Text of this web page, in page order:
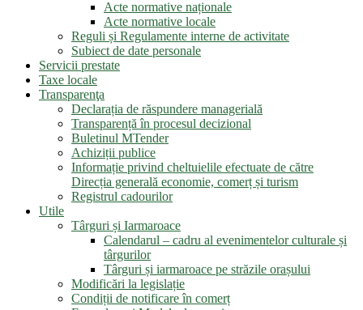
Acte normative naționale
Acte normative locale
Reguli și Regulamente interne de activitate
Subiect de date personale
Servicii prestate
Taxe locale
Transparenţa
Declarația de răspundere managerială
Transparență în procesul decizional
Buletinul MTender
Achiziții publice
Informație privind cheltuielile efectuate de către
Direcția generală economie, comerț și turism
Registrul cadourilor
Utile
Târguri și Iarmaroace
Calendarul – cadru al evenimentelor culturale și
târgurilor
Târguri și iarmaroace pe străzile orașului
Modificări la legislație
Condiții de notificare în comerț